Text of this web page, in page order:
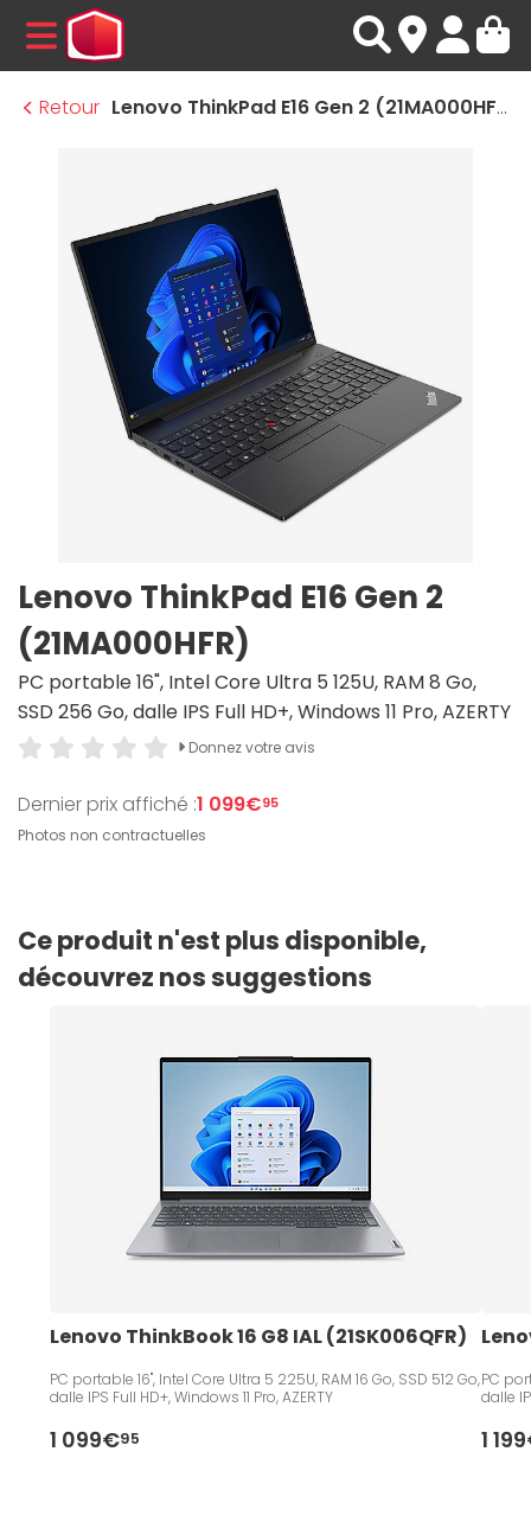
MENU
Retour
Lenovo ThinkPad E16 Gen 2 (21MA000HFR)
Lenovo ThinkPad E16 Gen 2
(21MA000HFR)
PC portable 16", Intel Core Ultra 5 125U, RAM 8 Go,
SSD 256 Go, dalle IPS Full HD+, Windows 11 Pro, AZERTY
Donnez votre avis
Dernier prix affiché :1 099€95
Photos non contractuelles
Ce produit n'est plus disponible,
découvrez nos suggestions
Lenovo ThinkBook 16 G8 IAL (21SK006QFR)
PC portable 16", Intel Core Ultra 5 225U, RAM 16 Go, SSD 512 Go,
dalle IPS Full HD+, Windows 11 Pro, AZERTY
1 099€95
PC
dalle
1